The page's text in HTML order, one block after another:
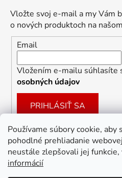
Používame súbory cookie, aby
pohodlné prehliadanie
neustále zlepšovali jej
informácií
Vložte svoj e-mail a my Vám
o nových produktoch na
Email
Vložením e-mailu súhlasíte
osobných údajov
PRIHLÁSIŤ SA
Facebook